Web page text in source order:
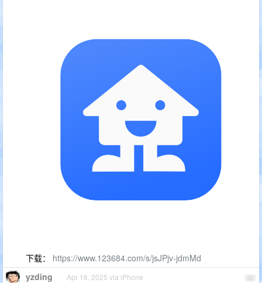
下载： https://www.123684.com/s/jsJPjv-jdmMd
22
yzding Apr 16, 2025 via iPhone